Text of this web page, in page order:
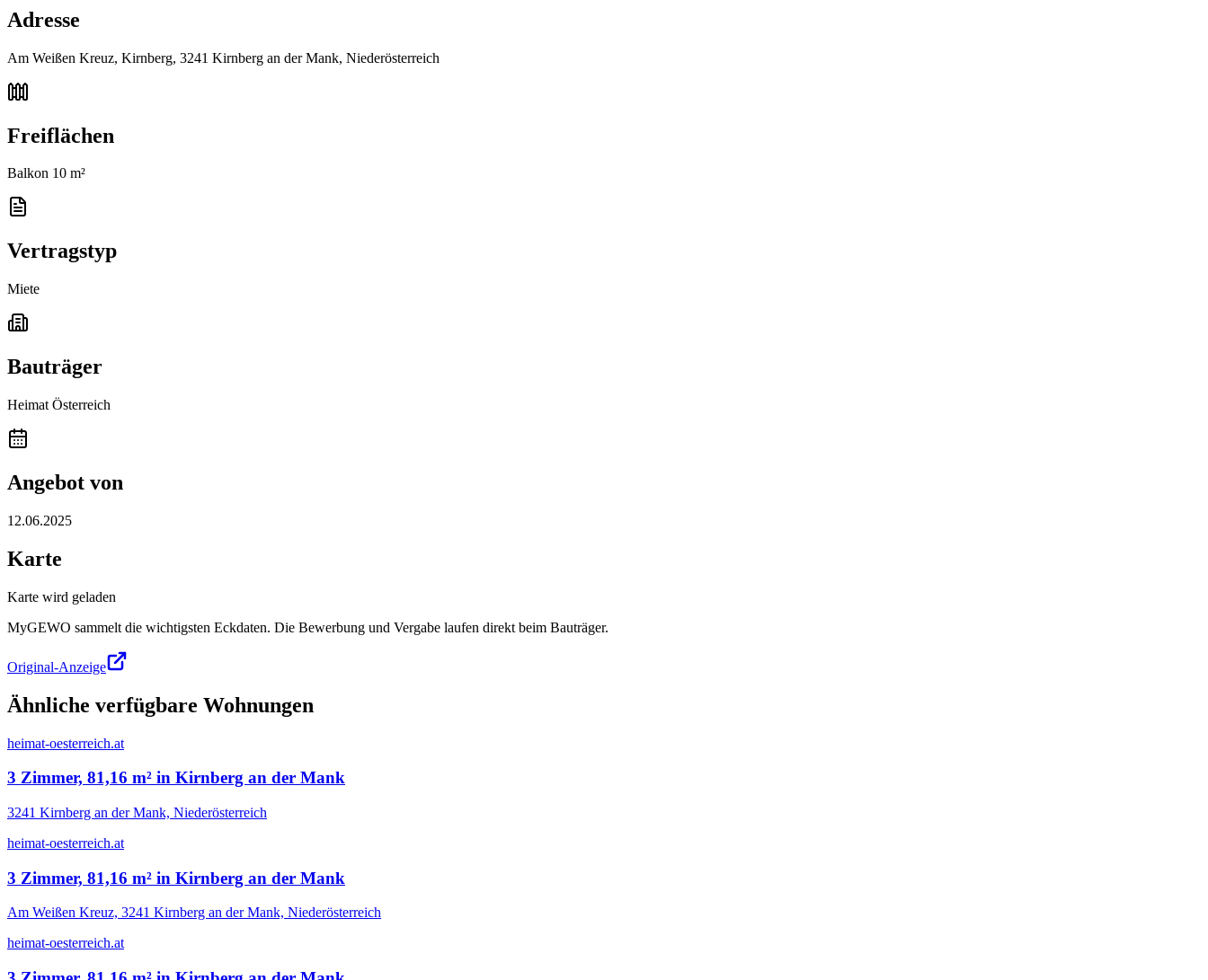
Adresse
Am Weißen Kreuz, Kirnberg, 3241 Kirnberg an der Mank, Niederösterreich
Freiflächen
Balkon 10 m²
Vertragstyp
Miete
Bauträger
Heimat Österreich
Angebot von
12.06.2025
Karte
Karte wird geladen
MyGEWO sammelt die wichtigsten Eckdaten. Die Bewerbung und Vergabe laufen direkt beim Bauträger.
Original-Anzeige
Ähnliche verfügbare Wohnungen
heimat-oesterreich.at
3 Zimmer, 81,16 m² in Kirnberg an der Mank
3241 Kirnberg an der Mank, Niederösterreich
heimat-oesterreich.at
3 Zimmer, 81,16 m² in Kirnberg an der Mank
Am Weißen Kreuz, 3241 Kirnberg an der Mank, Niederösterreich
heimat-oesterreich.at